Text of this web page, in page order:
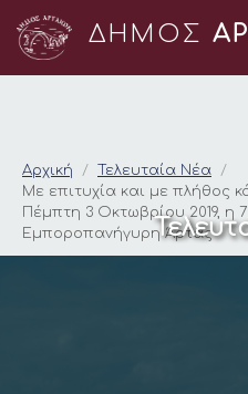
ΔΗΜΟΣ
Με
Αρχική
Τελευταία Νέα
Με επιτυχία και με πλήθος
Πέμπτη 3 Οκτωβρίου 2019, η
Εμποροπανήγυρη Άρτας